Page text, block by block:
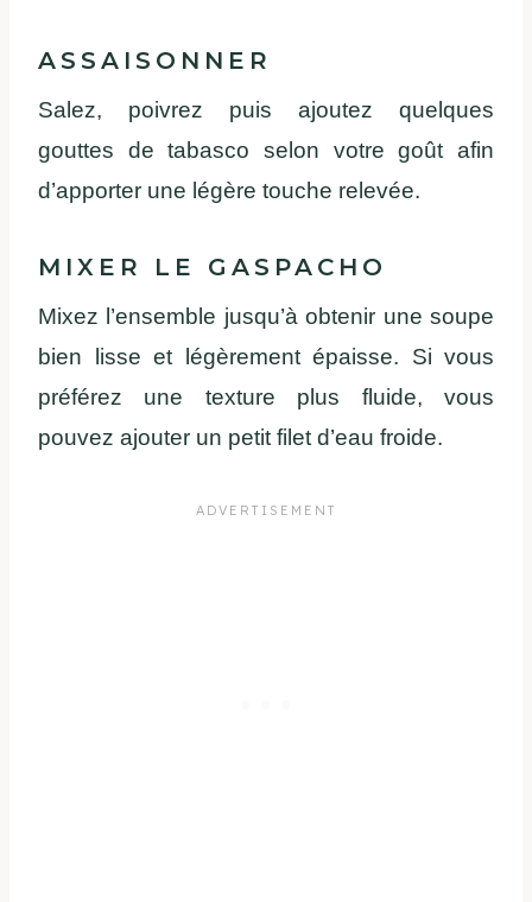
ASSAISONNER
Salez, poivrez puis ajoutez quelques
gouttes de tabasco selon votre goût afin
d’apporter une légère touche relevée.
MIXER LE GASPACHO
Mixez l’ensemble jusqu’à obtenir une soupe
bien lisse et légèrement épaisse. Si vous
préférez une texture plus fluide, vous
pouvez ajouter un petit filet d’eau froide.